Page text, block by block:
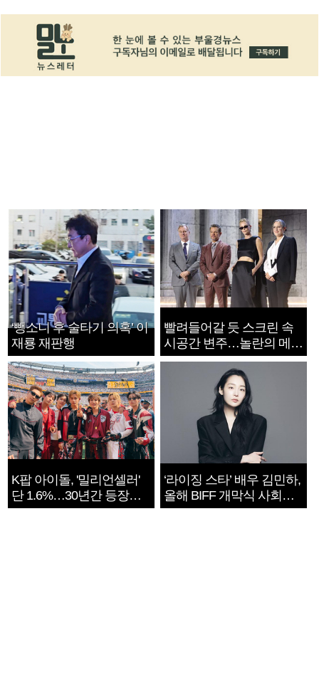
‘뺑소니 후 술타기 의혹’ 이
재룡 재판행
빨려들어갈 듯 스크린 속
시공간 변주…놀란의 메시
지는 ‘전쟁 속죄’
K팝 아이돌, '밀리언셀러'
단 1.6%…30년간 등장
1182개팀 전수조사
‘라이징 스타’ 배우 김민하,
올해 BIFF 개막식 사회자
확정